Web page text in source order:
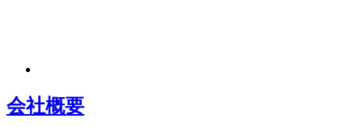
会社概要